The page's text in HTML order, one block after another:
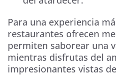
Para una experiencia
restaurantes ofrecen
permiten saborear una
mientras disfrutas del
impresionantes vistas